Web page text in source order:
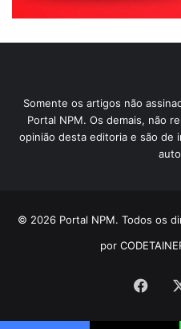
Somente os artigos não
Portal NPM. Os demais, não
opinião desta editoria e são de
© 2026 Portal NPM. Todos os
por